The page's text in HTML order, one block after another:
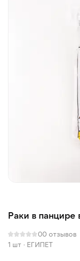
Раки в панцире
00 отзывов
1 шт · ЕГИПЕТ